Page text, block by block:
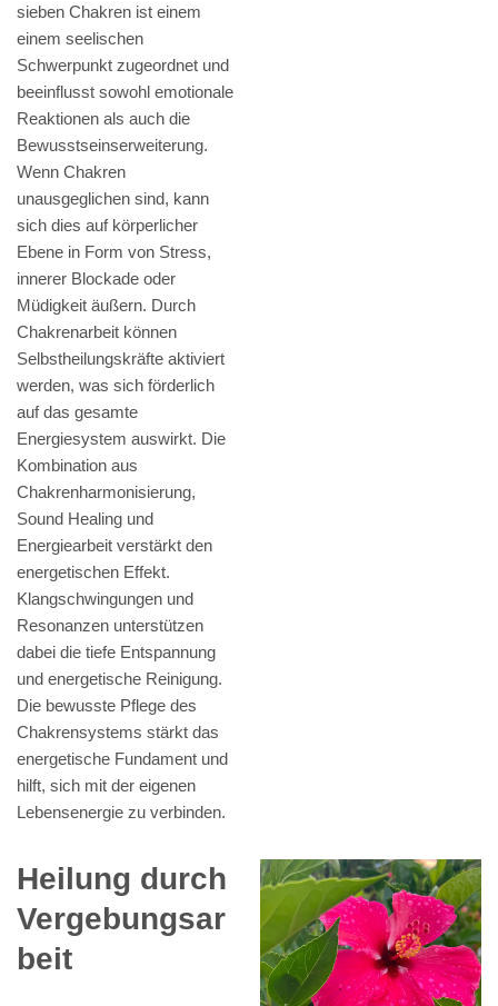
sieben Chakren ist einem
einem seelischen
Schwerpunkt zugeordnet und
beeinflusst sowohl emotionale
Reaktionen als auch die
Bewusstseinserweiterung.
Wenn Chakren
unausgeglichen sind, kann
sich dies auf körperlicher
Ebene in Form von Stress,
innerer Blockade oder
Müdigkeit äußern. Durch
Chakrenarbeit können
Selbstheilungskräfte aktiviert
werden, was sich förderlich
auf das gesamte
Energiesystem auswirkt. Die
Kombination aus
Chakrenharmonisierung,
Sound Healing und
Energiearbeit verstärkt den
energetischen Effekt.
Klangschwingungen und
Resonanzen unterstützen
dabei die tiefe Entspannung
und energetische Reinigung.
Die bewusste Pflege des
Chakrensystems stärkt das
energetische Fundament und
hilft, sich mit der eigenen
Lebensenergie zu verbinden.
Heilung durch
Vergebungsar
beit